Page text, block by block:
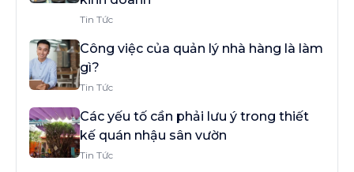
Tin Tức
Công việc của quản lý nhà hàng là làm
gì?
Tin Tức
Các yếu tố cần phải lưu ý trong thiết
kế quán nhậu sân vườn
Tin Tức